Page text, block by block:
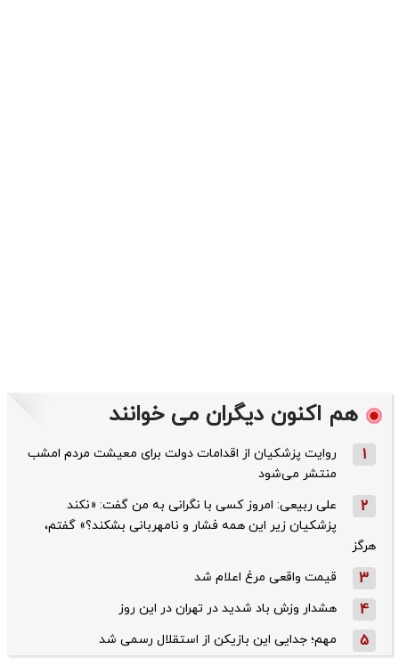
هم اکنون دیگران می خوانند
1
روایت پزشکیان از اقدامات دولت برای معیشت مردم امشب
منتشر می‌شود
2
علی ربیعی: امروز کسی با نگرانی به من گفت: «نکند
پزشکیان زیر این همه فشار و نامهربانی بشکند؟» گفتم،
هرگز
3 قیمت واقعی مرغ اعلام شد
4 هشدار وزش باد شدید در تهران در این روز
5 مهم؛ جدایی این بازیکن از استقلال رسمی شد